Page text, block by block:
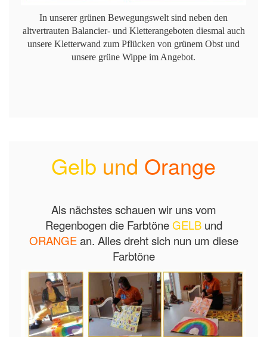
In unserer grünen Bewegungswelt sind neben den
altvertrauten Balancier- und Kletterangeboten diesmal auch
unsere Kletterwand zum Pflücken von grünem Obst und
unsere grüne Wippe im Angebot.
Gelb und Orange
Als nächstes schauen wir uns vom
Regenbogen die FarbtöneGELBund
ORANGEan. Alles dreht sich nun um diese
Farbtöne